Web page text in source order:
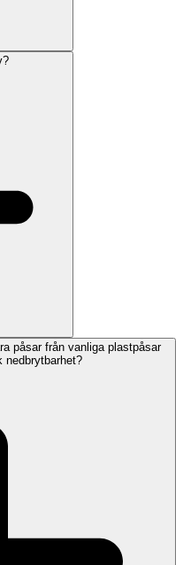
påsar från vanliga plastpåsar
nedbrytbarhet?